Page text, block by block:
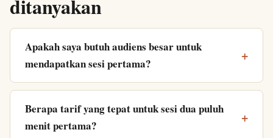
ditanyakan
Apakah saya butuh audiens besar untuk
mendapatkan sesi pertama?
Berapa tarif yang tepat untuk sesi dua puluh
menit pertama?